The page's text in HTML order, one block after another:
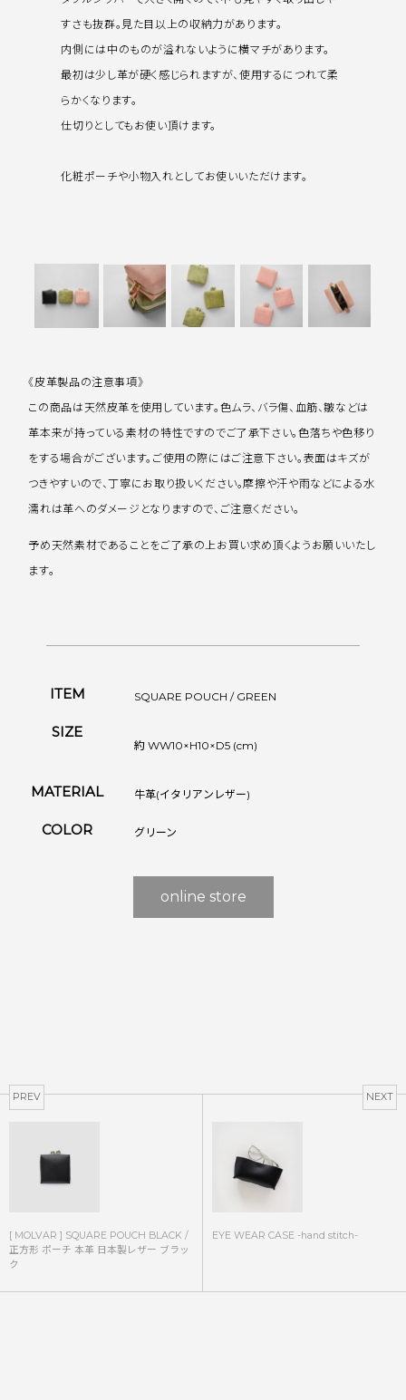
すさも抜群。見た目以上の収納力があります。
内側には中のものが溢れないように横マチがあります。
最初は少し革が硬く感じられますが、使用するにつれて柔
らかくなります。
仕切りとしてもお使い頂けます。
化粧ポーチや小物入れとしてお使いいただけます。
《皮革製品の注意事項》
この商品は天然皮革を使用しています。色ムラ、バラ傷、血筋、皺などは
革本来が持っている素材の特性ですのでご了承下さい。色落ちや色移り
をする場合がございます。ご使用の際にはご注意下さい。表面はキズが
つきやすいので、丁寧にお取り扱いください。摩擦や汗や雨などによる水
濡れは革へのダメージとなりますので、ご注意ください。
予め天然素材であることをご了承の上お買い求め頂くようお願いいたし
ます。
ITEM SQUARE POUCH / GREEN
SIZE
約 WW10×H10×D5 (cm)
MATERIAL 牛革(イタリアンレザー)
COLOR グリーン
online store
PREV
[ MOLVAR ] SQUARE POUCH BLACK /
正方形 ポーチ 本革 日本製レザー ブラッ
ク
NEXT
EYE WEAR CASE -hand stitch-